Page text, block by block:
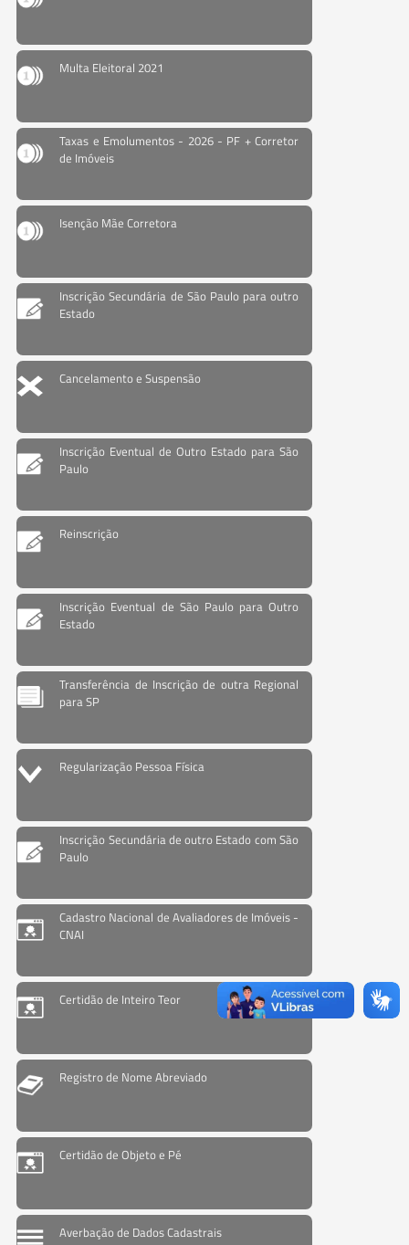
Multa Eleitoral 2021
Taxas e Emolumentos - 2026 - PF + Corretor
de Imóveis
Isenção Mãe Corretora
Inscrição Secundária de São Paulo para outro
Estado
Cancelamento e Suspensão
Inscrição Eventual de Outro Estado para São
Paulo
Reinscrição
Inscrição Eventual de São Paulo para Outro
Estado
Transferência de Inscrição de outra Regional
para SP
Regularização Pessoa Física
Inscrição Secundária de outro Estado com São
Paulo
Cadastro Nacional de Avaliadores de Imóveis -
CNAI
Certidão de Inteiro Teor
Registro de Nome Abreviado
Certidão de Objeto e Pé
Averbação de Dados Cadastrais